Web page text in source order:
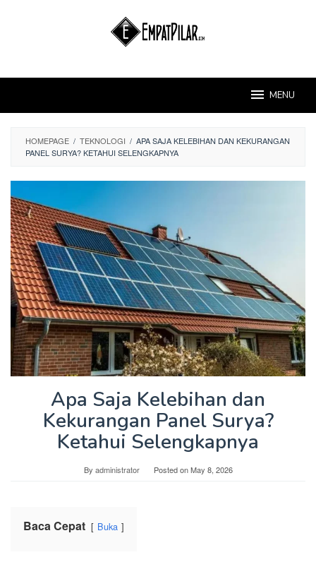
MENU
HOMEPAGE / TEKNOLOGI / APA SAJA KELEBIHAN DAN KEKURANGAN
PANEL SURYA? KETAHUI SELENGKAPNYA
Apa Saja Kelebihan dan
Kekurangan Panel Surya?
Ketahui Selengkapnya
By administrator Posted onMay 8, 2026
Baca Cepat Buka